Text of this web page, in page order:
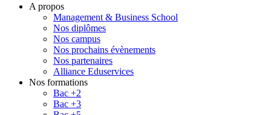
A propos
Management & Business School
Nos diplômes
Nos campus
Nos prochains évènements
Nos partenaires
Alliance Eduservices
Nos formations
Bac +2
Bac +3